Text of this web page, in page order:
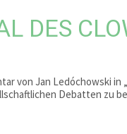
DES
von Jan Ledóchowski
Debatten zu